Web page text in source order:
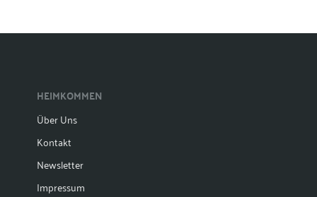
HEIMKOMMEN
Über Uns
Kontakt
Newsletter
Impressum